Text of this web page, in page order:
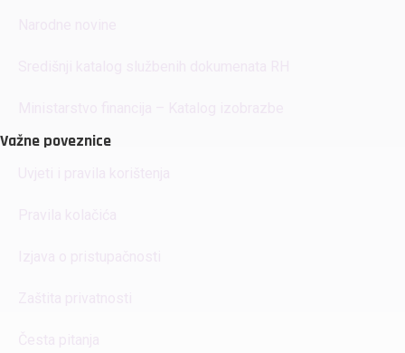
Važne poveznice